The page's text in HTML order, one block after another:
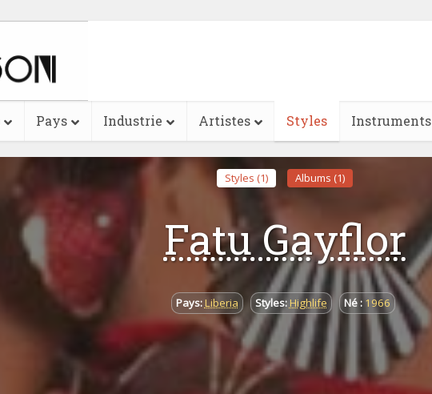
Pays Industrie Artistes Styles Instruments
Styles (1) Albums (1)
Fatu Gayflor
Pays:Liberia Styles:Highlife Né : 1966